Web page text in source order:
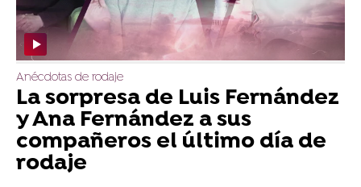
Anécdotas de rodaje
La sorpresa de Luis Fernández
y Ana Fernández a sus
compañeros el último día de
rodaje